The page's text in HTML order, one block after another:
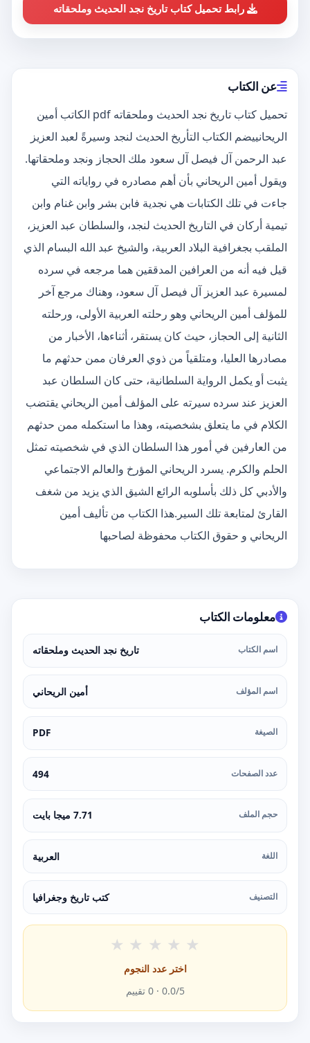
رابط تحميل كتاب تاريخ نجد الحديث وملحقاته
عن الكتاب
تحميل كتاب تاريخ نجد الحديث وملحقاته pdf الكاتب أمين
الريحانييضم الكتاب التأريخ الحديث لنجد وسيرةً لعبد العزيز
عبد الرحمن آل فيصل آل سعود ملك الحجاز ونجد وملحقاتها.
ويقول أمين الريحاني بأن أهم مصادره في رواياته التي
جاءت في تلك الكتابات هي نجدية فابن بشر وابن غنام وابن
تيمية أركان في التاريخ الحديث لنجد، والسلطان عبد العزيز،
الملقب بجغرافية البلاد العربية، والشيخ عبد الله البسام الذي
قيل فيه أنه من العرافين المدققين هما مرجعه في سرده
لمسيرة عبد العزيز آل فيصل آل سعود، وهناك مرجع آخر
للمؤلف أمين الريحاني وهو رحلته العربية الأولى، ورحلته
الثانية إلى الحجاز، حيث كان يستقر، أثناءها، الأخبار من
مصادرها العليا، ومتلقياً من ذوي العرفان ممن حدثهم ما
يثبت أو يكمل الرواية السلطانية، حتى كان السلطان عبد
العزيز عند سرده سيرته على المؤلف أمين الريحاني يقتضب
الكلام في ما يتعلق بشخصيته، وهذا ما استكمله ممن حدثهم
من العارفين في أمور هذا السلطان الذي في شخصيته تمثل
الحلم والكرم. يسرد الريحاني المؤرخ والعالم الاجتماعي
والأدبي كل ذلك بأسلوبه الرائع الشيق الذي يزيد من شغف
القارئ لمتابعة تلك السير.هذا الكتاب من تأليف أمين
الريحاني و حقوق الكتاب محفوظة لصاحبها
معلومات الكتاب
اسم الكتاب تاريخ نجد الحديث وملحقاته
اسم المؤلف أمين الريحاني
الصيغة PDF
عدد الصفحات 494
حجم الملف 7.71 ميجا بايت
اللغة العربية
التصنيف كتب تاريخ وجغرافيا
★ ★ ★ ★ ★
اختر عدد النجوم
0.0/5 ·
0 تقييم